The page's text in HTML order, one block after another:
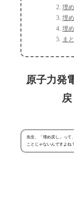
埋
埋
埋
ま
原子力発
先生、「埋め戻し」って
ことじゃないんですよね？